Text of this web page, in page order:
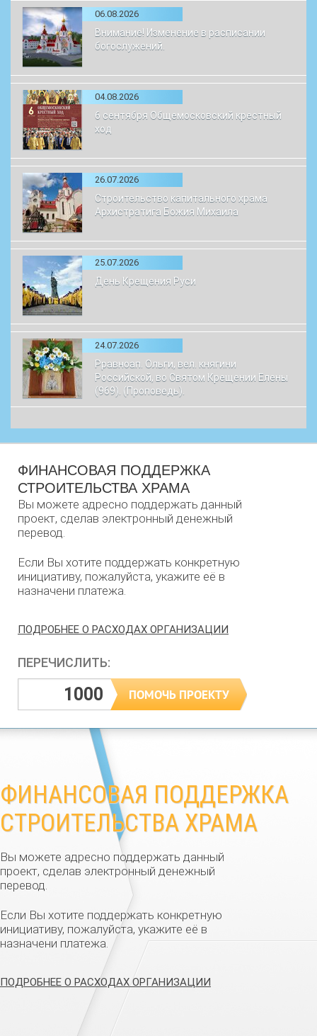
06.08.2026
Внимание! Изменение в расписании
богослужений.
04.08.2026
6 сентября Общемосковский крестный
ход
26.07.2026
Строительство капитального храма
Архистратига Божия Михаила
25.07.2026
День Крещения Руси
24.07.2026
Рравноап. Ольги, вел. княгини
Российской, во Святом Крещении Елены
(969). (Проповедь).
ФИНАНСОВАЯ ПОДДЕРЖКА
СТРОИТЕЛЬСТВА ХРАМА
Вы можете адресно поддержать данный
проект, сделав электронный денежный
перевод.
Если Вы хотите поддержать конкретную
инициативу, пожалуйста, укажите её в
назначени платежа.
ПОДРОБНЕЕ О РАСХОДАХ ОРГАНИЗАЦИИ
ПЕРЕЧИСЛИТЬ:
ФИНАНСОВАЯ ПОДДЕРЖКА
СТРОИТЕЛЬСТВА ХРАМА
Вы можете адресно поддержать данный
проект, сделав электронный денежный
перевод.
Если Вы хотите поддержать конкретную
инициативу, пожалуйста, укажите её в
назначени платежа.
ПОДРОБНЕЕ О РАСХОДАХ ОРГАНИЗАЦИИ